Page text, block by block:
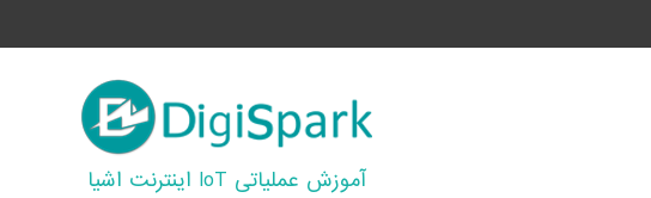
آموزش عملیاتی IoT اینترنت اشیا